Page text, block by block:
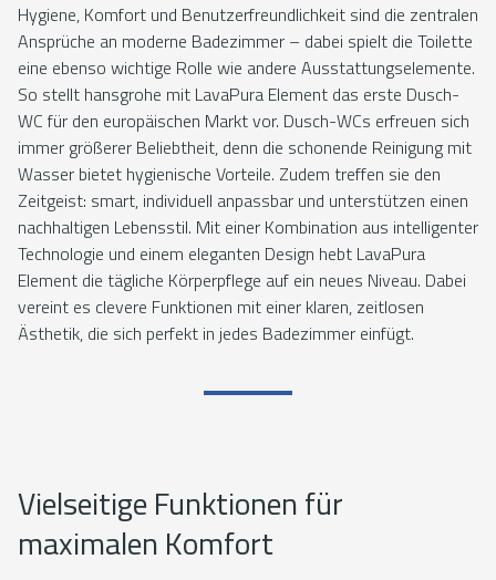
Hygiene, Komfort und Benutzerfreundlichkeit sind die zentralen
Ansprüche an moderne Badezimmer – dabei spielt die Toilette
eine ebenso wichtige Rolle wie andere Ausstattungselemente.
So stellt hansgrohe mit LavaPura Element das erste Dusch-
WC für den europäischen Markt vor. Dusch-WCs erfreuen sich
immer größerer Beliebtheit, denn die schonende Reinigung mit
Wasser bietet hygienische Vorteile. Zudem treffen sie den
Zeitgeist: smart, individuell anpassbar und unterstützen einen
nachhaltigen Lebensstil. Mit einer Kombination aus intelligenter
Technologie und einem eleganten Design hebt LavaPura
Element die tägliche Körperpflege auf ein neues Niveau. Dabei
vereint es clevere Funktionen mit einer klaren, zeitlosen
Ästhetik, die sich perfekt in jedes Badezimmer einfügt.
Vielseitige Funktionen für
maximalen Komfort